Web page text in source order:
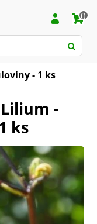
0
- 1 ks
-
ks